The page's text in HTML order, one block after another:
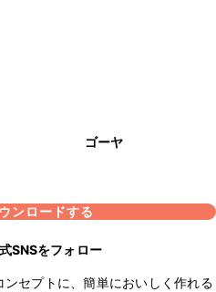
ゴーヤ
ンロードする
SNSをフォロー
ンセプトに、簡単においしく作れる